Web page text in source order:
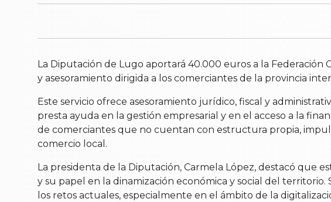
La Diputación de Lugo aportará 40.000 euros a la
y asesoramiento dirigida a los comerciantes de la provincia
Este servicio ofrece asesoramiento jurídico, fiscal y
presta ayuda en la gestión empresarial y en el acceso a la
de comerciantes que no cuentan con estructura propia,
comercio local.
La presidenta de la Diputación, Carmela López, destacó que
y su papel en la dinamización económica y social del
los retos actuales, especialmente en el ámbito de la